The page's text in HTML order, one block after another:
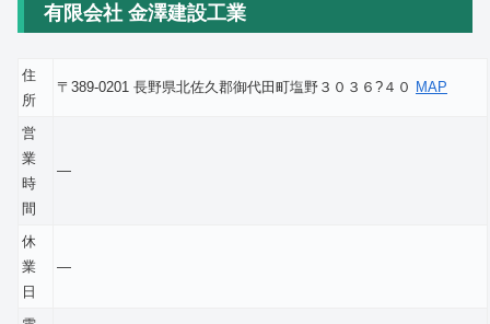
有限会社 金澤建設工業
住
所
〒389-0201 長野県北佐久郡御代田町塩野３０３６?４０ MAP
営
業
時
間
―
休
業
日
―